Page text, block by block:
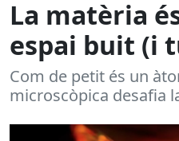
La matèria
espai buit (i
Com de petit és un
microscòpica desafia